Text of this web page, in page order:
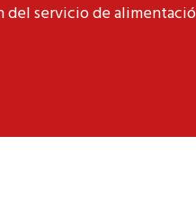
servicio de